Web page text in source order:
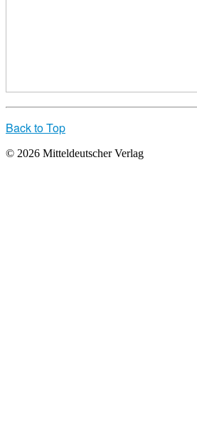
Back to Top
© 2026 Mitteldeutscher Verlag